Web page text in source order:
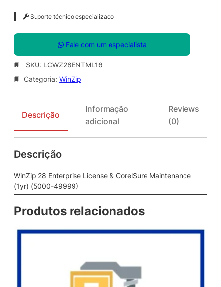
Suporte técnico especializado
Fale com um especialista
SKU: LCWZ28ENTML16
Categoria: WinZip
Descrição
Informação
adicional
Reviews
(0)
Descrição
WinZip 28 Enterprise License & CorelSure Maintenance
(1yr) (5000-49999)
Produtos relacionados